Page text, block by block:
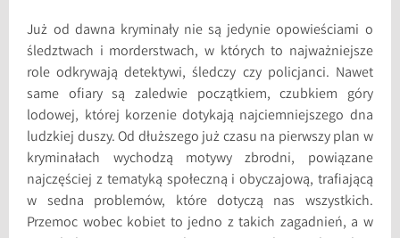
Już od dawna kryminały nie są jedynie opowieściami o
śledztwach i morderstwach, w których to najważniejsze
role odkrywają detektywi, śledczy czy policjanci. Nawet
same ofiary są zaledwie początkiem, czubkiem góry
lodowej, której korzenie dotykają najciemniejszego dna
ludzkiej duszy. Od dłuższego już czasu na pierwszy plan w
kryminałach wychodzą motywy zbrodni, powiązane
najczęściej z tematyką społeczną i obyczajową, trafiającą
w sedna problemów, które dotyczą nas wszystkich.
Przemoc wobec kobiet to jedno z takich zagadnień, a w